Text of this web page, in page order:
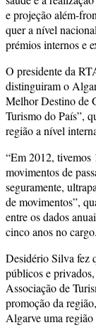
e projeção além-
quer a nível
prémios internos e
O presidente da
distinguiram o
Melhor Destino de
Turismo do País”,
região a nível
“Em 2012, tivemos
movimentos de
seguramente,
de movimentos”,
entre os dados
cinco anos no cargo.
Desidério Silva fez
públicos e
Associação de
promoção da
Algarve uma